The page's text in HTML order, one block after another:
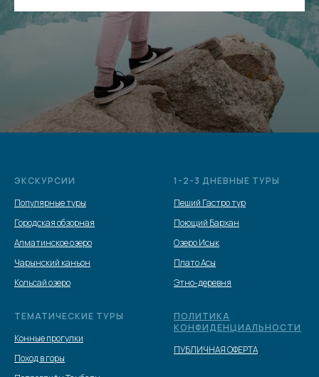
ЭКСКУРСИИ
Популярные туры
Городская обзорная
Алматинское озеро
Чарынский каньон
Кольсай озеро
1-2-3 ДНЕВНЫЕ ТУРЫ
Пеший Гастро тур
Поющий Бархан
Озеро Исык
Плато Асы
Этно-деревня
ТЕМАТИЧЕСКИЕ ТУРЫ
Конные прогулки
Поход в горы
ПОЛИТИКА
КОНФИДЕНЦИАЛЬНОСТИ
ПУБЛИЧНАЯ ОФЕРТА